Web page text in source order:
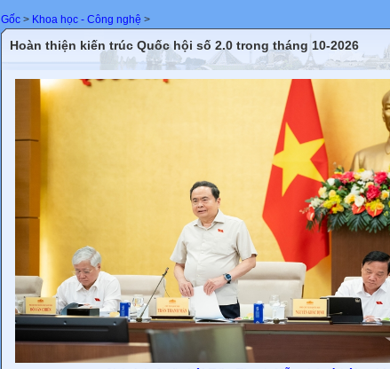
Gốc > Khoa học - Công nghệ >
Hoàn thiện kiến trúc Quốc hội số 2.0 trong tháng 10-2026